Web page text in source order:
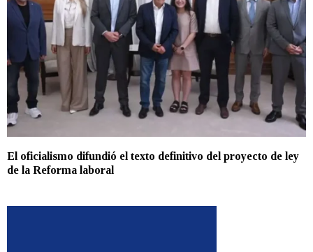
El oficialismo difundió el texto definitivo del proyecto de ley
de la Reforma laboral